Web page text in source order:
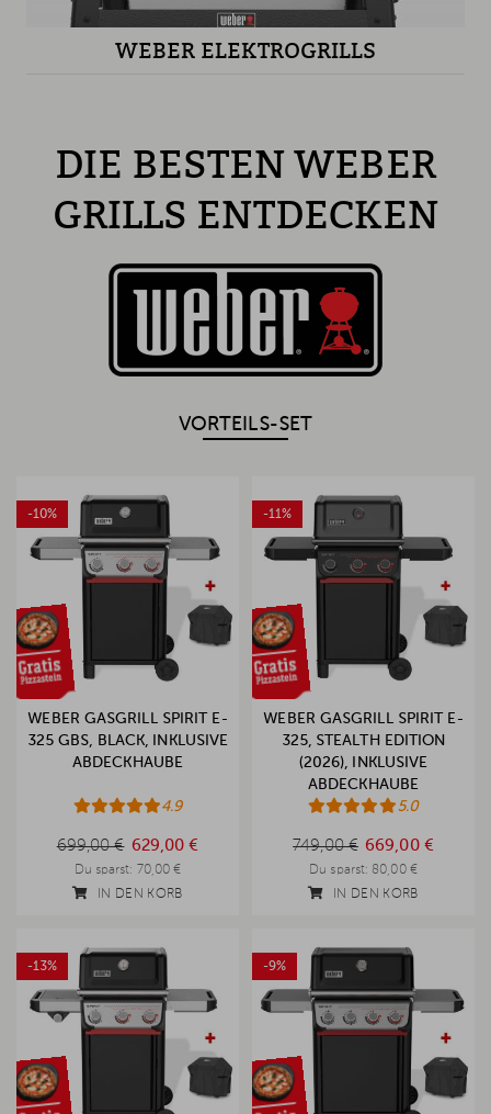
WEBER ELEKTROGRILLS
DIE BESTEN WEBER
GRILLS ENTDECKEN
VORTEILS-SET
-10%
WEBER GASGRILL SPIRIT E-
325 GBS, BLACK, INKLUSIVE
ABDECKHAUBE
4.9
699,00 € 629,00 €
Du sparst: 70,00 €
IN DEN KORB
-11%
WEBER GASGRILL SPIRIT E-
325, STEALTH EDITION
(2026), INKLUSIVE
ABDECKHAUBE
5.0
749,00 € 669,00 €
Du sparst: 80,00 €
IN DEN KORB
-13% -9%